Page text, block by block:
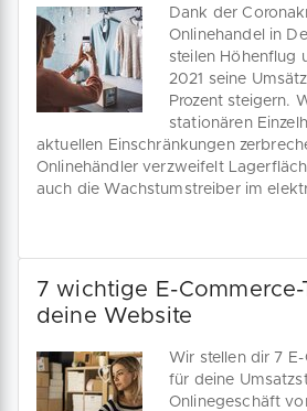
Dank der
Onlinehandel in
steilen Höhenflug
2021 seine
Prozent steigern.
stationären
aktuellen Einschränkungen
Onlinehändler verzweifelt
auch die Wachstumstreiber im
7 wichtige E-
deine Website
Wir stellen dir 7
für deine
Onlinegeschäft